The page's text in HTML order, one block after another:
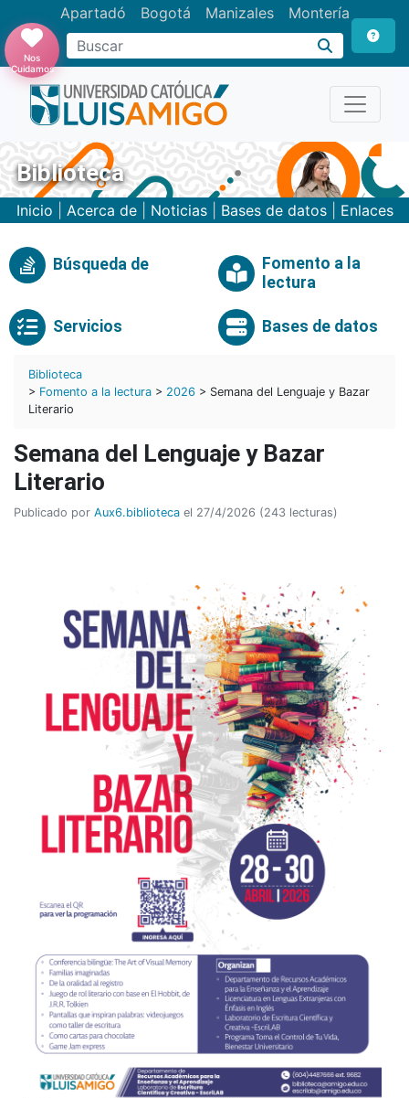
Apartadó Bogotá Manizales Montería
Buscar
Nos
Cuidamos
Biblioteca
Inicio Acerca de| Noticias| Bases de datos| Enlaces
Búsqueda de
Fomento a la
lectura
Servicios Bases de datos
Biblioteca
> Fomento a la lectura > 2026 > Semana del Lenguaje y Bazar
Literario
Semana del Lenguaje y Bazar
Literario
Publicado por Aux6.biblioteca el 27/4/2026 (243 lecturas)